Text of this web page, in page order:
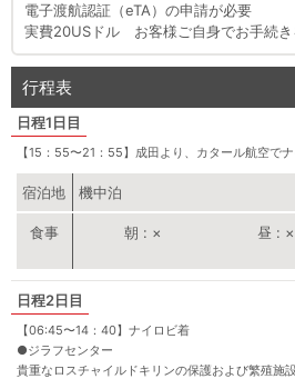
電子渡航認証（eTA）の申請が必要
実費20USドル お客様ご自身でお手続き
行程表
1日目
【15：55〜21：55】成田より、カタール航空で
宿泊地 機中泊
朝 × 昼 ×
2日目
【06:45〜14：40】ナイロビ着
●ジラフセンター
貴重なロスチャイルドキリンの保護および繁殖施